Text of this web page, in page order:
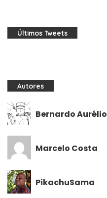
Últimos Tweets
Autores
Bernardo Aurélio
Marcelo Costa
PikachuSama